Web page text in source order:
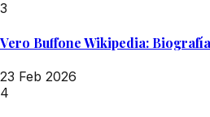
3
Vero Buffone Wikipedia:
23 Feb 2026
4